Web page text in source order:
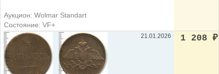
Аукцион: Wolmar Standart
Состояние: VF+
21.01.2026 1 208 ₽